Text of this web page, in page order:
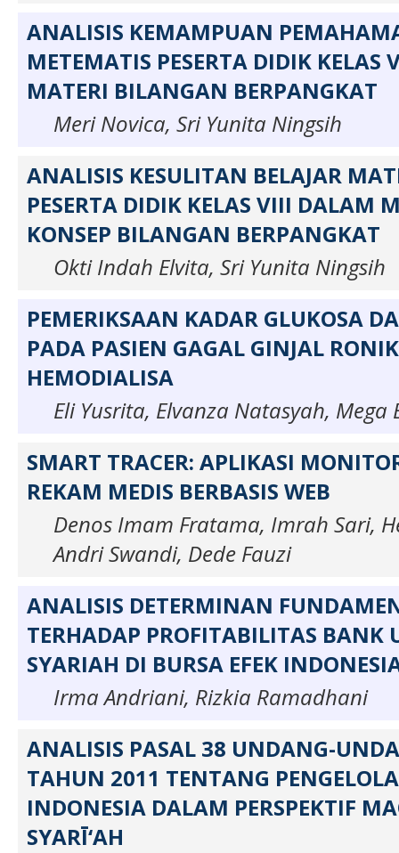
ANALISIS KEMAMPUAN
METEMATIS PESERTA DIDIK KELAS
MATERI BILANGAN BERPANGKAT
Meri Novica, Sri Yunita Ningsih
ANALISIS KESULITAN BELAJAR
PESERTA DIDIK KELAS VIII DALAM
KONSEP BILANGAN BERPANGKAT
Okti Indah Elvita, Sri Yunita Ningsih
PEMERIKSAAN KADAR GLUKOSA
PADA PASIEN GAGAL GINJAL
HEMODIALISA
Eli Yusrita, Elvanza Natasyah, Mega
SMART TRACER: APLIKASI
REKAM MEDIS BERBASIS WEB
Denos Imam Fratama, Imrah Sari,
Andri Swandi, Dede Fauzi
ANALISIS DETERMINAN
TERHADAP PROFITABILITAS BANK
SYARIAH DI BURSA EFEK
Irma Andriani, Rizkia Ramadhani
ANALISIS PASAL 38 UNDANG-
TAHUN 2011 TENTANG
INDONESIA DALAM PERSPEKTIF
SYARĪ‘AH